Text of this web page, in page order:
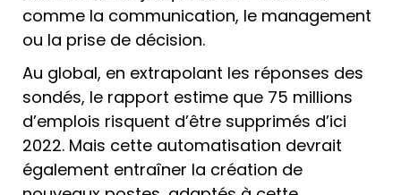
comme la communication, le management
ou la prise de décision.
Au global, en extrapolant les réponses des
sondés, le rapport estime que 75 millions
d’emplois risquent d’être supprimés d’ici
2022. Mais cette automatisation devrait
également entraîner la création de